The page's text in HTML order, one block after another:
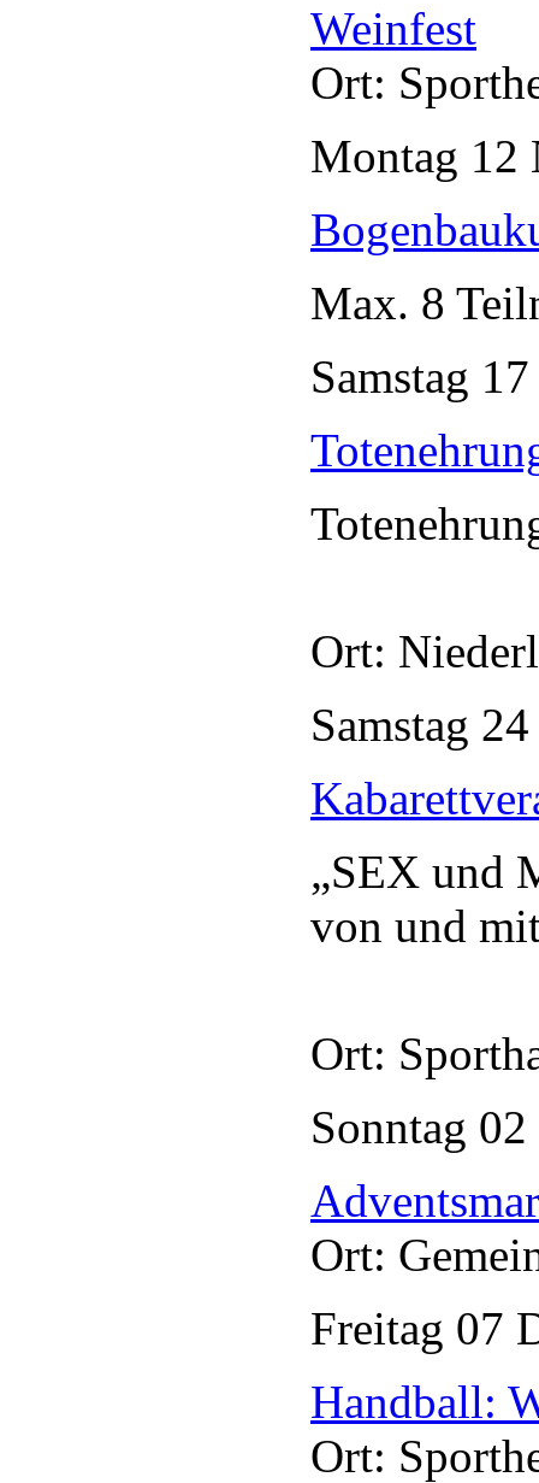
Weinfest
Ort:
Montag 12
Max. 8
Samstag
Ort:
Samstag
„SEX und
von und
Ort:
Sonntag 02
Ort:
Freitag 07
Handball:
Ort: